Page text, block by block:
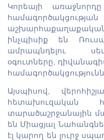
Կորեայի
ինչպիսիք են
ամրապնդելու
օգուտները,
Այսպիսով,
հետախուզական
տարածաշրջանային
են Միացյալ
էլ կարող են լուրջ